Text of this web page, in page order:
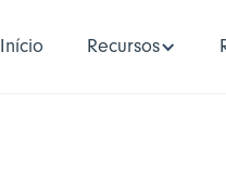
Início Recursos